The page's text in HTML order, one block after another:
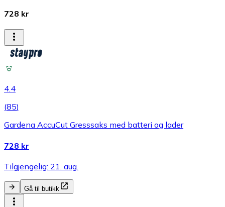
728 kr
4.4
(85)
Gardena AccuCut Gresssaks med batteri og lader
728 kr
Tilgjengelig: 21. aug.
Gå til butikk